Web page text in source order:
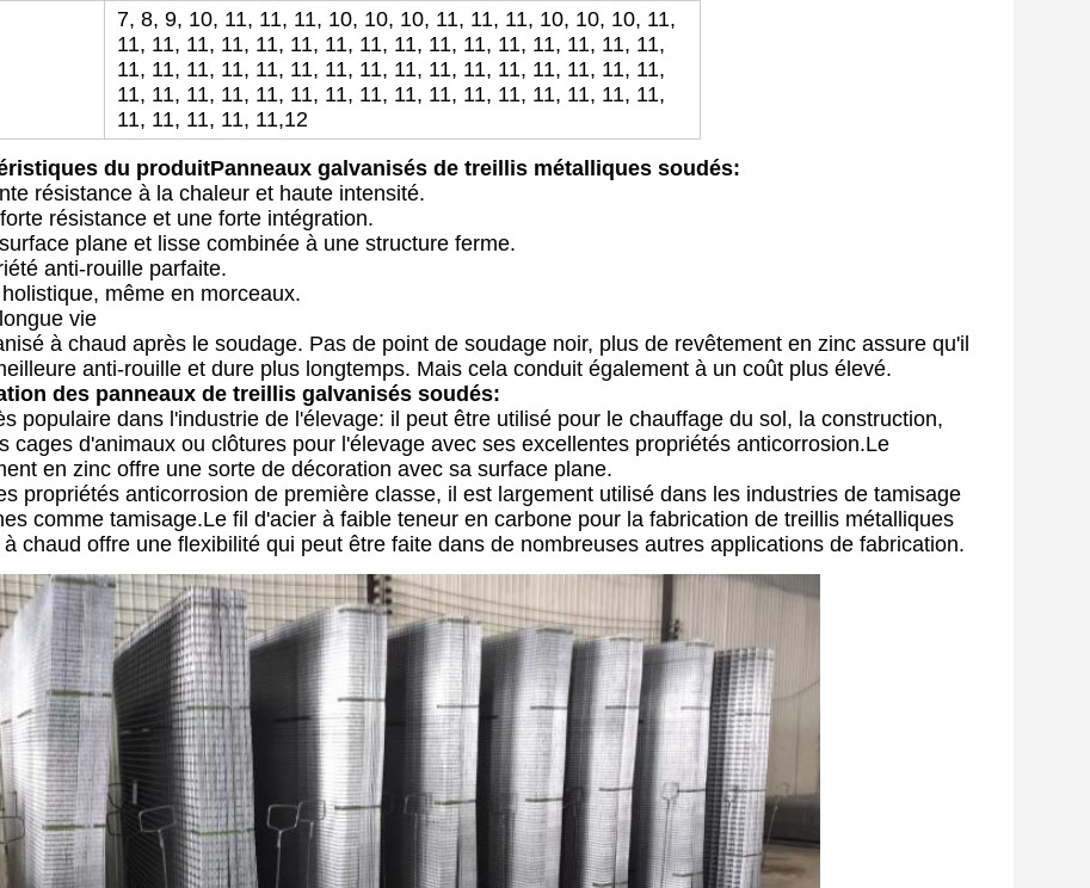
7, 8, 9, 10, 11, 11, 11, 10, 10, 10, 11, 11, 11, 10, 10, 10, 11,
11, 11, 11, 11, 11, 11, 11, 11, 11, 11, 11, 11, 11, 11, 11, 11,
11, 11, 11, 11, 11, 11, 11, 11, 11, 11, 11, 11, 11, 11, 11, 11,
11, 11, 11, 11, 11, 11, 11, 11, 11, 11, 11, 11, 11, 11, 11, 11,
11, 11, 11, 11, 11,12
du produitPanneaux galvanisés de treillis métalliques soudés:
résistance à la chaleur et haute intensité.
résistance et une forte intégration.
plane et lisse combinée à une structure ferme.
anti-rouille parfaite.
même en morceaux.
vie
à chaud après le soudage. Pas de point de soudage noir, plus de revêtement en zinc assure qu'il
anti-rouille et dure plus longtemps. Mais cela conduit également à un coût plus élevé.
des panneaux de treillis galvanisés soudés:
populaire dans l'industrie de l'élevage: il peut être utilisé pour le chauffage du sol, la construction,
cages d'animaux ou clôtures pour l'élevage avec ses excellentes propriétés anticorrosion.Le
en zinc offre une sorte de décoration avec sa surface plane.
propriétés anticorrosion de première classe, il est largement utilisé dans les industries de tamisage
comme tamisage.Le fil d'acier à faible teneur en carbone pour la fabrication de treillis métalliques
chaud offre une flexibilité qui peut être faite dans de nombreuses autres applications de fabrication.